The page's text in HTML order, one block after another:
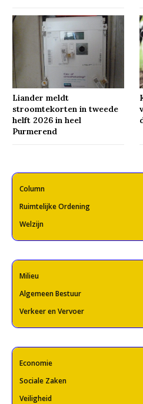
Liander meldt
stroomtekorten in tweede
helft 2026 in heel
Purmerend
Column
Ruimtelijke Ordening
Welzijn
Milieu
Algemeen Bestuur
Verkeer en Vervoer
Economie
Sociale Zaken
Veiligheid